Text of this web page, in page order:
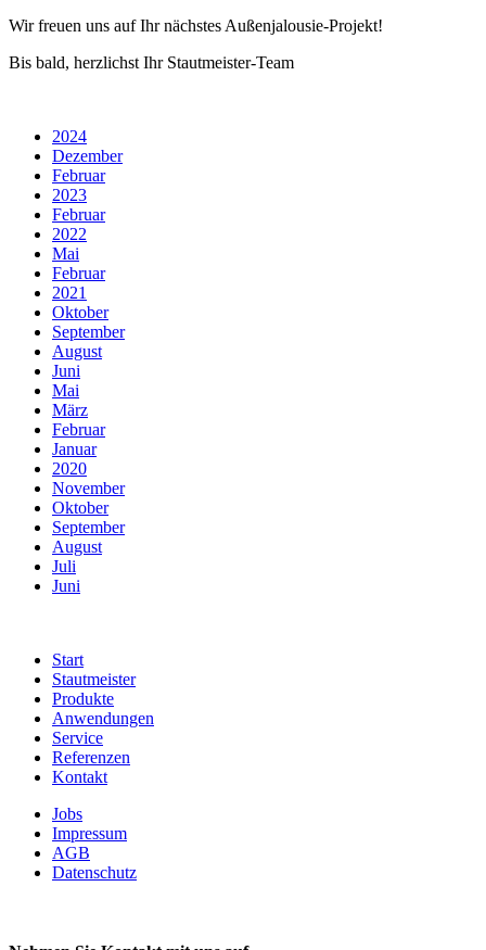
Wir freuen uns auf Ihr nächstes Außenjalousie-Projekt!
Bis bald, herzlichst Ihr Stautmeister-Team
2024
Dezember
Februar
2023
Februar
2022
Mai
Februar
2021
Oktober
September
August
Juni
Mai
März
Februar
Januar
2020
November
Oktober
September
August
Juli
Juni
Start
Stautmeister
Produkte
Anwendungen
Service
Referenzen
Kontakt
Jobs
Impressum
AGB
Datenschutz